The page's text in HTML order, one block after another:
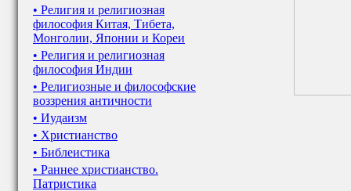
• Религия и религиозная
философия Китая, Тибета,
Монголии, Японии и Кореи
• Религия и религиозная
философия Индии
• Религиозные и философские
воззрения античности
• Иудаизм
• Христианство
• Библеистика
• Раннее христианство.
Патристика